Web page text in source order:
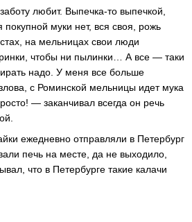
любит. Выпечка-то выпечкой,
муки нет, вся своя, рожь
на мельницах свои люди
чтобы ни пылинки… А все — таки
надо. У меня все больше
с Роминской мельницы идет мука
— заканчивал всегда он речь
ежедневно отправляли в Петербург
печь на месте, да не выходило,
что в Петербурге такие калачи